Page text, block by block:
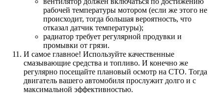
рабочей температуры мотором (если же этого не
происходит, тогда большая вероятность, что
отказал датчик температуры);
радиатор требует регулярной продувки и
промывки от грязи.
И самое главное! Используйте качественные
смазывающие средства и топливо. И конечно же
регулярно посещайте плановый осмотр на СТО. Тогда
двигатель вашего автомобиля прослужит долго и с
максимальной эффективностью.